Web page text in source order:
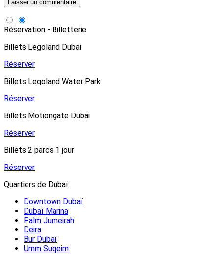
Réservation - Billetterie
Billets Legoland Dubai
Réserver
Billets Legoland Water Park
Réserver
Billets Motiongate Dubai
Réserver
Billets 2 parcs 1 jour
Réserver
Quartiers de Dubaï
Downtown Dubaï
Dubaï Marina
Palm Jumeirah
Deira
Bur Dubaï
Umm Suqeim